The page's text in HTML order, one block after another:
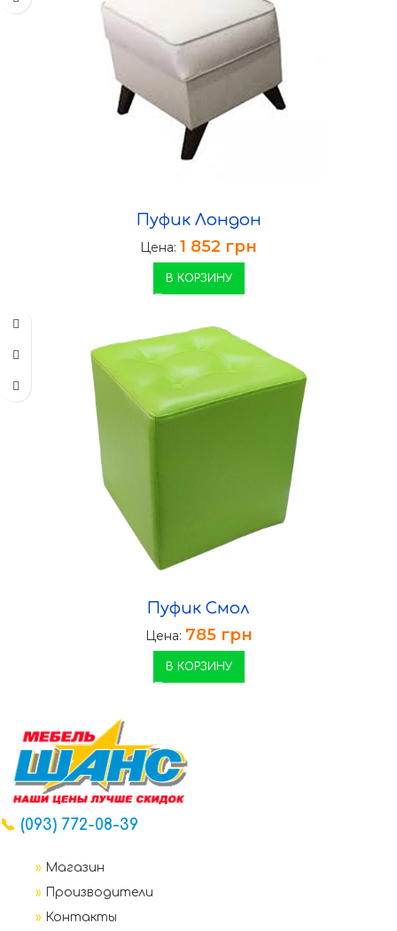
Пуфик Лондон
Цена: 1 852 грн
В КОРЗИНУ
Пуфик Смол
Цена: 785 грн
В КОРЗИНУ
📞 (093) 772-08-39
» Магазин
»
Производители
» Контакты